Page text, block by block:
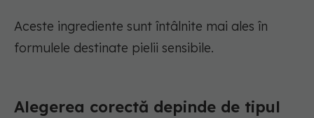
Aceste ingrediente sunt întâlnite mai ales în
formulele destinate pielii sensibile.
Alegerea corectă depinde de tipul